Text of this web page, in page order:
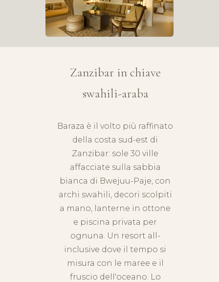
Zanzibar in chiave
swahili-araba
Baraza è il volto più raffinato
della costa sud-est di
Zanzibar: sole 30 ville
affacciate sulla sabbia
bianca di Bwejuu-Paje, con
archi swahili, decori scolpiti
a mano, lanterne in ottone
e piscina privata per
ognuna. Un resort all-
inclusive dove il tempo si
misura con le maree e il
fruscio dell'oceano. Lo